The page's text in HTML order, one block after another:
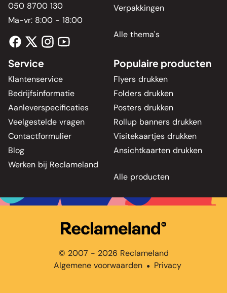
050 8700 130
Ma-vr: 8:00 - 18:00
Verpakkingen
Alle thema's
Service
Klantenservice
Bedrijfsinformatie
Aanleverspecificaties
Veelgestelde vragen
Contactformulier
Blog
Werken bij Reclameland
Populaire producten
Flyers drukken
Folders drukken
Posters drukken
Rollup banners drukken
Visitekaartjes drukken
Ansichtkaarten drukken
Alle producten
© 2007 - 2026 Reclameland
Algemene voorwaarden ● Privacy